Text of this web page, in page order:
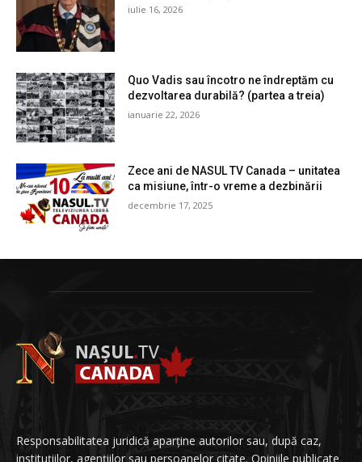
iulie 16, 2026
Quo Vadis sau încotro ne îndreptăm cu
dezvoltarea durabilă? (partea a treia)
ianuarie 22, 2026
Zece ani de NASUL TV Canada – unitatea
ca misiune, într-o vreme a dezbinării
decembrie 17, 2025
Responsabilitatea juridică aparține autorilor sau, după caz,
instituțiilor, agențiilor sau persoanelor citate. Opiniile publicate